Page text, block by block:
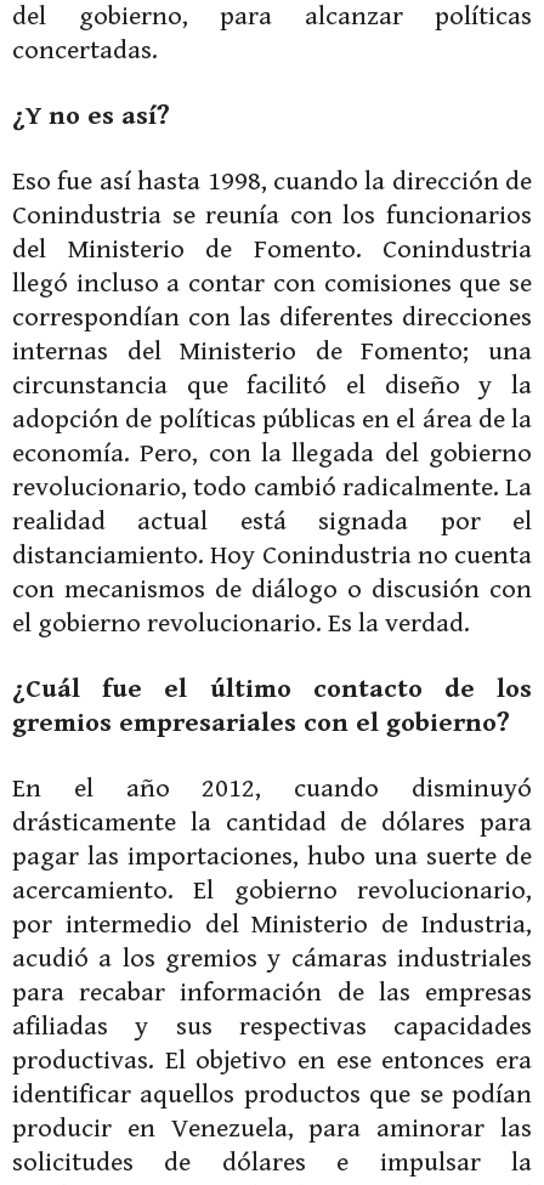
del gobierno, para alcanzar políticas
concertadas.
¿Y no es así?
Eso fue así hasta 1998, cuando la dirección de
Conindustria se reunía con los funcionarios
del Ministerio de Fomento. Conindustria
llegó incluso a contar con comisiones que se
correspondían con las diferentes direcciones
internas del Ministerio de Fomento; una
circunstancia que facilitó el diseño y la
adopción de políticas públicas en el área de la
economía. Pero, con la llegada del gobierno
revolucionario, todo cambió radicalmente. La
realidad actual está signada por el
distanciamiento. Hoy Conindustria no cuenta
con mecanismos de diálogo o discusión con
el gobierno revolucionario. Es la verdad.
¿Cuál fue el último contacto de los
gremios empresariales con el gobierno?
En el año 2012, cuando disminuyó
drásticamente la cantidad de dólares para
pagar las importaciones, hubo una suerte de
acercamiento. El gobierno revolucionario,
por intermedio del Ministerio de Industria,
acudió a los gremios y cámaras industriales
para recabar información de las empresas
afiliadas y sus respectivas capacidades
productivas. El objetivo en ese entonces era
identificar aquellos productos que se podían
producir en Venezuela, para aminorar las
solicitudes de dólares e impulsar la